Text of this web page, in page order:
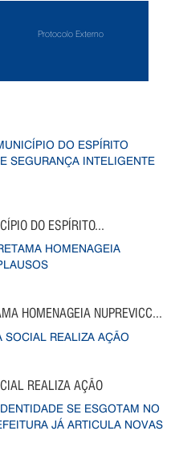
Protocolo Externo
DO ESPÍRITO...
HOMENAGEIA NUPREVICC...
REALIZA AÇÃO